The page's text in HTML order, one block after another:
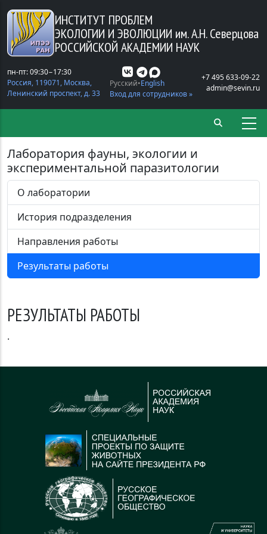
Перейти к основному содержанию
ИНСТИТУТ ПРОБЛЕМ
ЭКОЛОГИИ И ЭВОЛЮЦИИ им. А.Н. Северцова
РОССИЙСКОЙ АКАДЕМИИ НАУК
пн-пт: 09:30−17:30
Россия, 119071, Москва,
Ленинский проспект, д. 33
Русский English
Вход для сотрудников »
+7 495 633-09-22
admin@sevin.ru
Лаборатория фауны, экологии и
экспериментальной паразитологии
О лаборатории
История подразделения
Направления работы
Результаты работы
РЕЗУЛЬТАТЫ РАБОТЫ
.